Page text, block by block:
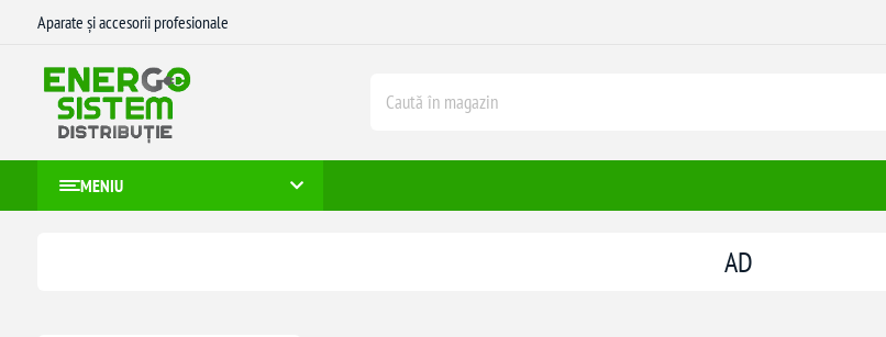
Aparate și accesorii profesionale
MENIU
AD